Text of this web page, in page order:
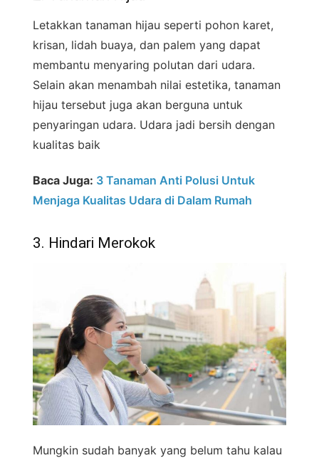
Letakkan tanaman hijau seperti pohon karet,
krisan, lidah buaya, dan palem yang dapat
membantu menyaring polutan dari udara.
Selain akan menambah nilai estetika, tanaman
hijau tersebut juga akan berguna untuk
penyaringan udara. Udara jadi bersih dengan
kualitas baik
Baca Juga: 3 Tanaman Anti Polusi Untuk
Menjaga Kualitas Udara di Dalam Rumah
3. Hindari Merokok
Mungkin sudah banyak yang belum tahu kalau